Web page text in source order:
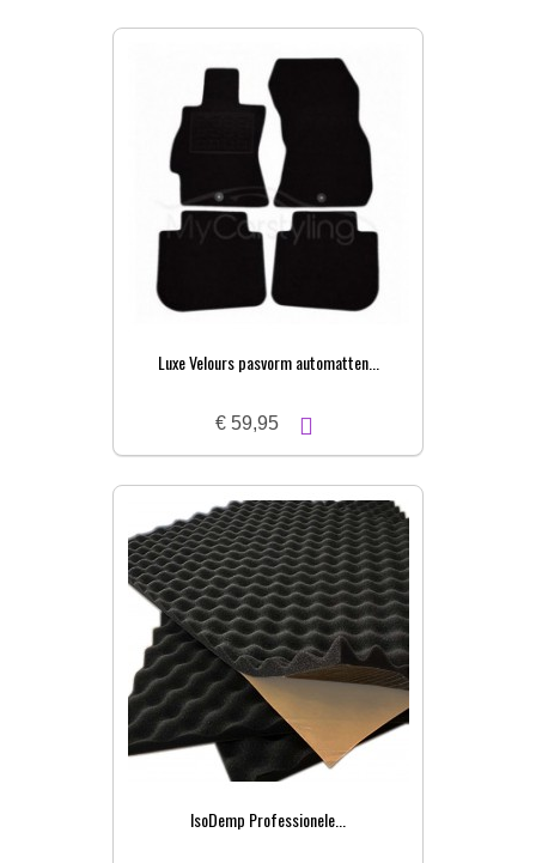
Luxe Velours pasvorm automatten...
€ 59,95
IsoDemp Professionele...